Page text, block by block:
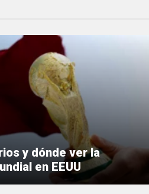
y dónde ver la
en EEUU